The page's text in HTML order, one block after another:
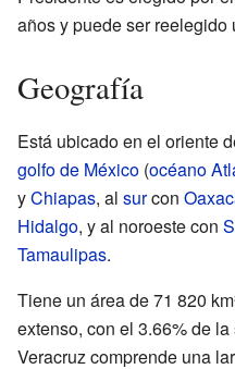
años y puede ser reelegido
Geografía
Está ubicado en el oriente
golfo de México (océano
yChiapas, al surcon
Hidalgo, y al noroeste con
Tamaulipas.
Tiene un área de 71 820
extenso, con el 3.66% de
Veracruz comprende una